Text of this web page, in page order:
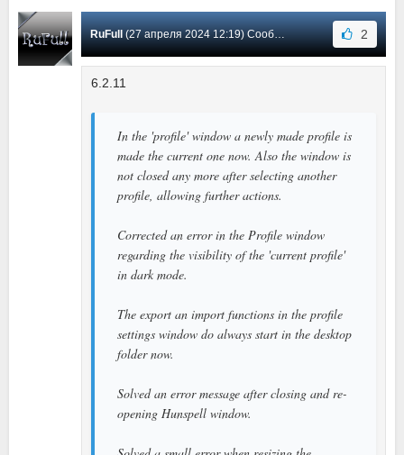
RuFull(27 апреля 2024 12:19) Сообщение #58 2
6.2.11
In the 'profile' window a newly made profile is
made the current one now. Also the window is
not closed any more after selecting another
profile, allowing further actions.
Corrected an error in the Profile window
regarding the visibility of the 'current profile'
in dark mode.
The export an import functions in the profile
settings window do always start in the desktop
folder now.
Solved an error message after closing and re-
opening Hunspell window.